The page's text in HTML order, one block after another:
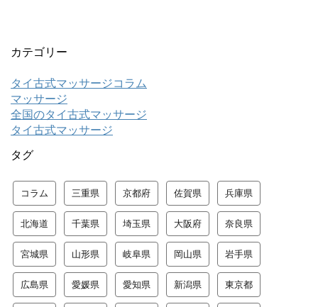
カテゴリー
タイ古式マッサージコラム
マッサージ
全国のタイ古式マッサージ
タイ古式マッサージ
タグ
コラム 三重県 京都府 佐賀県 兵庫県
北海道 千葉県 埼玉県 大阪府 奈良県
宮城県 山形県 岐阜県 岡山県 岩手県
広島県 愛媛県 愛知県 新潟県 東京都